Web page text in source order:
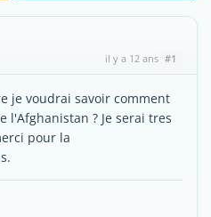
il y a 12 ans #1
je voudrai savoir comment
? Je serai tres
pour la